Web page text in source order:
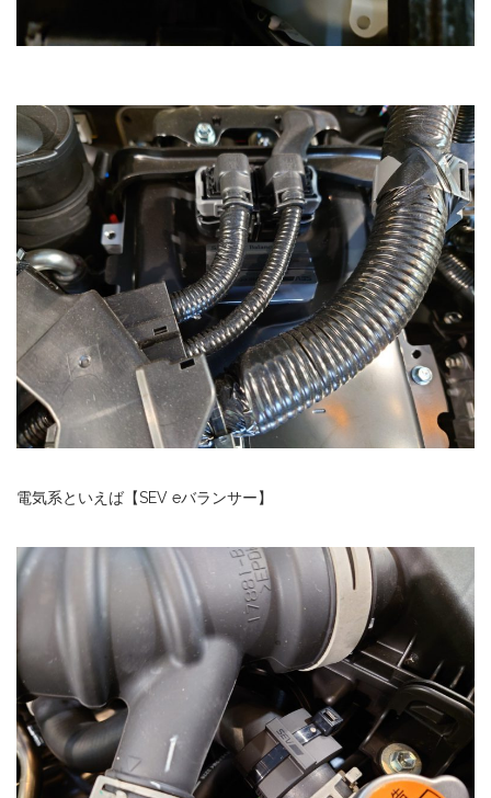
電気系といえば【SEV eバランサー】